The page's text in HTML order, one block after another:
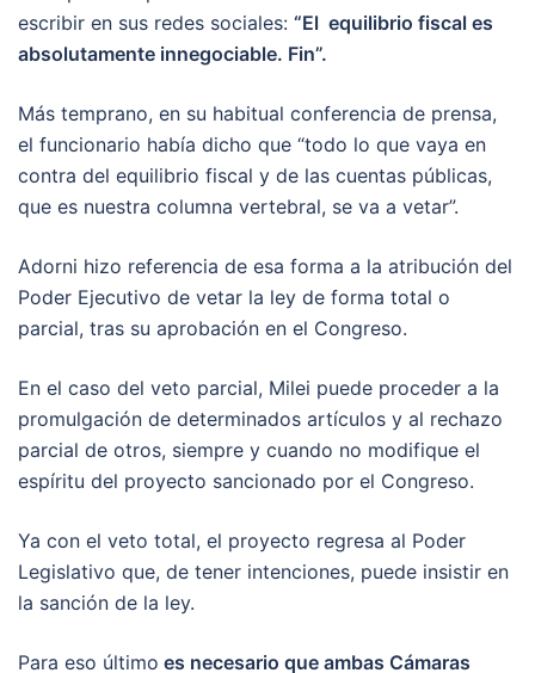
escribir en sus redes sociales: “El equilibrio fiscal es
absolutamente innegociable. Fin”.
Más temprano, en su habitual conferencia de prensa,
el funcionario había dicho que “todo lo que vaya en
contra del equilibrio fiscal y de las cuentas públicas,
que es nuestra columna vertebral, se va a vetar”.
Adorni hizo referencia de esa forma a la atribución del
Poder Ejecutivo de vetar la ley de forma total o
parcial, tras su aprobación en el Congreso.
En el caso del veto parcial, Milei puede proceder a la
promulgación de determinados artículos y al rechazo
parcial de otros, siempre y cuando no modifique el
espíritu del proyecto sancionado por el Congreso.
Ya con el veto total, el proyecto regresa al Poder
Legislativo que, de tener intenciones, puede insistir en
la sanción de la ley.
Para eso último es necesario que ambas Cámaras